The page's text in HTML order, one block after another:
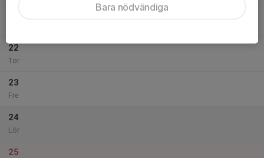
22
Tor
23
Fre
24
Lör
25
Bara nödvändiga